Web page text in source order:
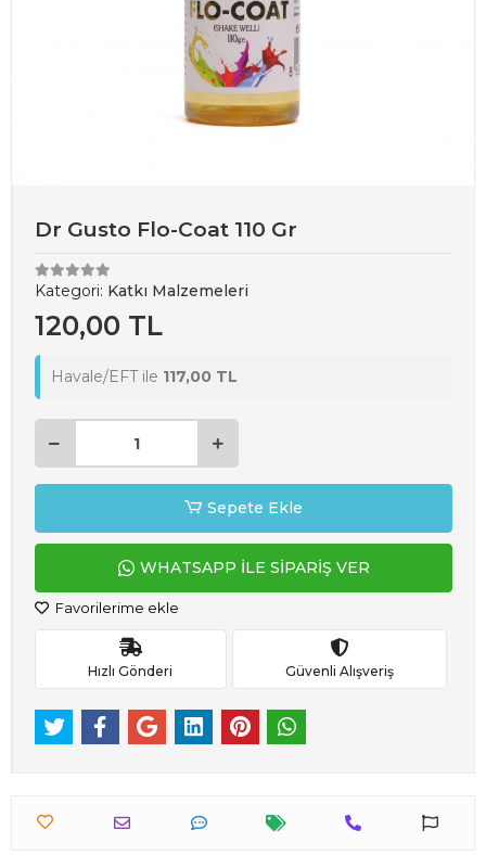
Dr Gusto Flo-Coat 110 Gr
Kategori: Katkı Malzemeleri
120,00 TL
Havale/EFT ile 117,00 TL
Sepete Ekle
WHATSAPP İLE SİPARİŞ VER
Favorilerime ekle
Hızlı Gönderi Güvenli Alışveriş